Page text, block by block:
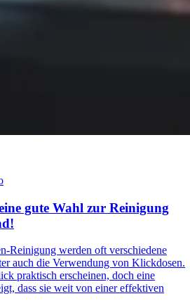
gute Wahl zur Reinigung
Reinigung werden oft verschiedene
auch die Verwendung von Klickdosen.
praktisch erscheinen, doch eine
dass sie weit von einer effektiven